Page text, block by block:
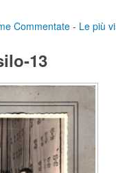
Commentate- Le più
13